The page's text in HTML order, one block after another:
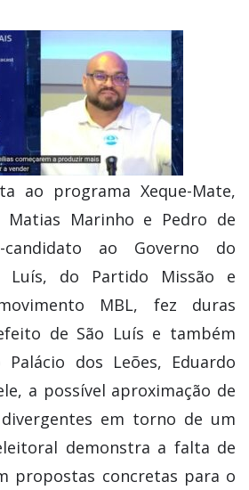
ao programa Xeque-Mate,
Matias Marinho e Pedro de
ao Governo do
Luís, do Partido Missão e
MBL, fez duras
de São Luís e também
Palácio dos Leões, Eduardo
a possível aproximação de
em torno de um
demonstra a falta de
propostas concretas para o